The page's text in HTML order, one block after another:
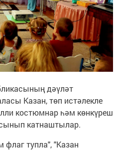
дәүләт
Казан, төп истәлекле
костюмнар һәм көнкүреш
катнаштылар.
флаг тупла", "Казан